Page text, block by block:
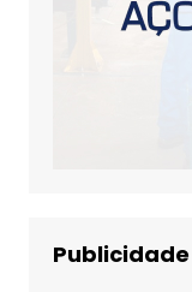
Publicidade